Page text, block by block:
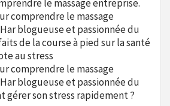
le massage entreprise.
comprendre le massage
blogueuse et passionnée du
de la course à pied sur la santé
au stress
comprendre le massage
blogueuse et passionnée du
gérer son stress rapidement ?